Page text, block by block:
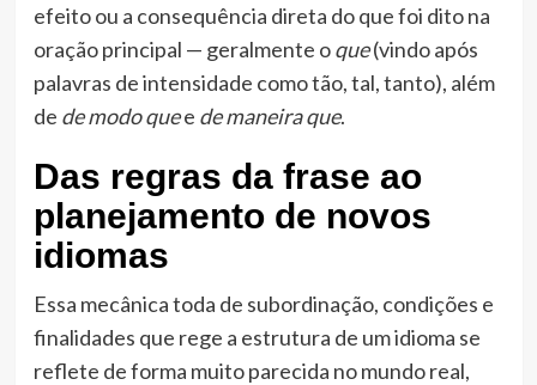
efeito ou a consequência direta do que foi dito na
oração principal — geralmente oque(vindo após
palavras de intensidade como tão, tal, tanto), além
de de modo quee de maneira que.
Das regras da frase ao
planejamento de novos
idiomas
Essa mecânica toda de subordinação, condições e
finalidades que rege a estrutura de um idioma se
reflete de forma muito parecida no mundo real,